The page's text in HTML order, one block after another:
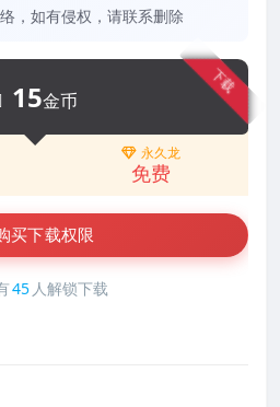
，如有侵权，请联系删除
下载
15金币
永久龙
免费
买下载权限
45 人解锁下载